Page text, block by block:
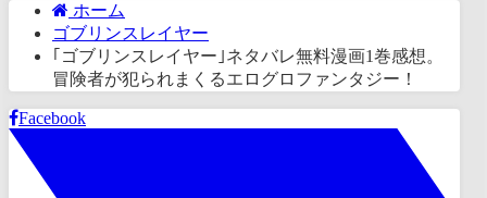
ホーム
ゴブリンスレイヤー
｢ゴブリンスレイヤー｣ネタバレ無料漫画1巻感想。
冒険者が犯られまくるエログロファンタジー！
Facebook